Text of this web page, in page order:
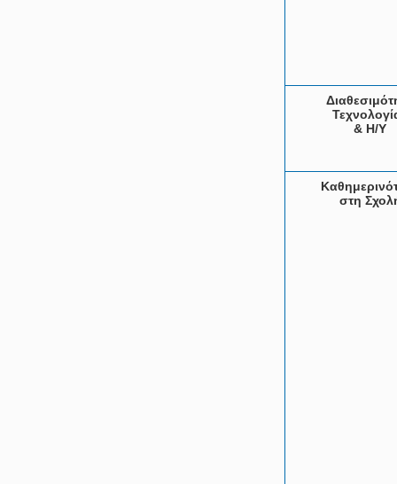
& Η/Υ
στη